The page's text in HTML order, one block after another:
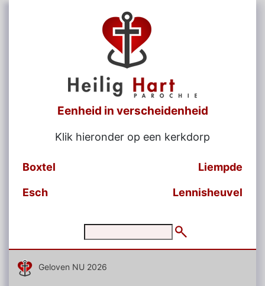
Eenheid in verscheidenheid
Klik hieronder op een kerkdorp
Boxtel Liempde
Esch Lennisheuvel
Geloven NU 2026